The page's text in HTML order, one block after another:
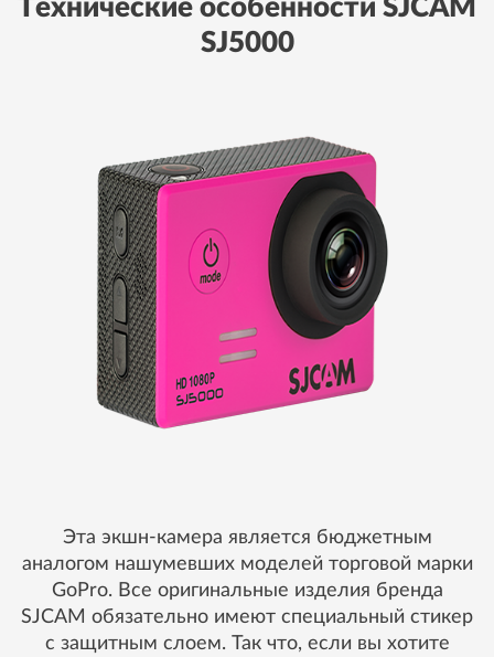
Технические особенности SJCAM
SJ5000
Эта экшн-камера является бюджетным
аналогом нашумевших моделей торговой марки
GoPro. Все оригинальные изделия бренда
SJCAM обязательно имеют специальный стикер
с защитным слоем. Так что, если вы хотите